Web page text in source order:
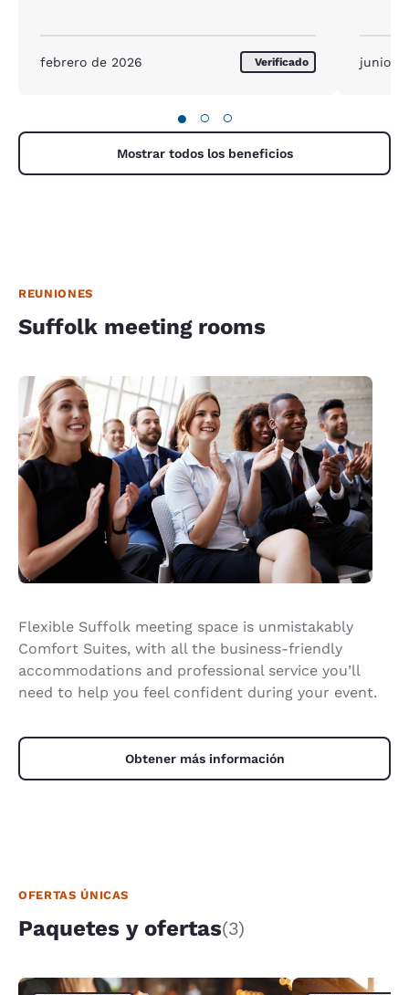
febrero de 2026 Verificado junio
● ○ ○
Mostrar todos los beneficios
REUNIONES
Suffolk meeting rooms
Flexible Suffolk meeting space is unmistakably
Comfort Suites, with all the business-friendly
accommodations and professional service you’ll
need to help you feel confident during your event.
Obtener más información
OFERTAS ÚNICAS
Paquetes y ofertas(3)